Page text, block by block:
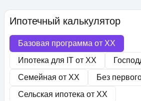
Ипотечный калькулятор
Базовая программа от XX
Ипотека для IT от XX
Семейная от XX Без
Сельская ипотека от XX